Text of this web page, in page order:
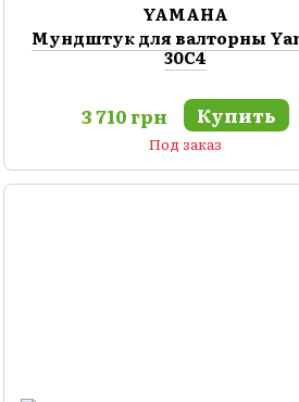
YAMAHA
Мундштук для валторны
30C4
3 710 грн Купить
Под заказ